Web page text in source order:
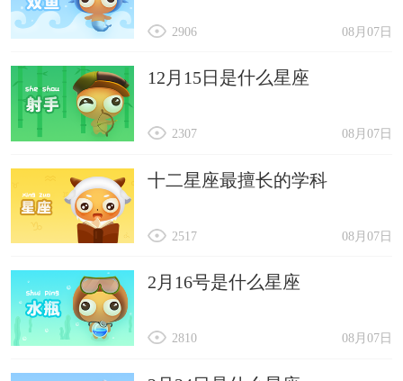
08月07日
2906
12月15日是什么星座
08月07日
2307
十二星座最擅长的学科
08月07日
2517
2月16号是什么星座
08月07日
2810